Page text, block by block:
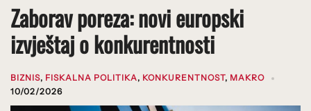
Zaborav poreza: novi europski
izvještaj o konkurentnosti
BIZNIS, FISKALNA POLITIKA, KONKURENTNOST, MAKRO
10/02/2026